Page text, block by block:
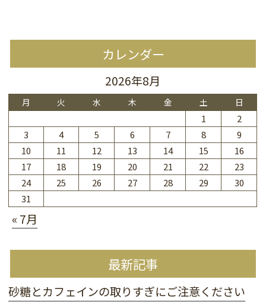
カレンダー
2026年8月
月 火 水 木 金 土 日
1
2
3
4 5 6 7 8
9
10
11 12 13 14 15
16
17
18 19 20 21 22
23
24
25 26 27 28 29
30
31
« 7月
最新記事
砂糖とカフェインの取りすぎにご注意ください